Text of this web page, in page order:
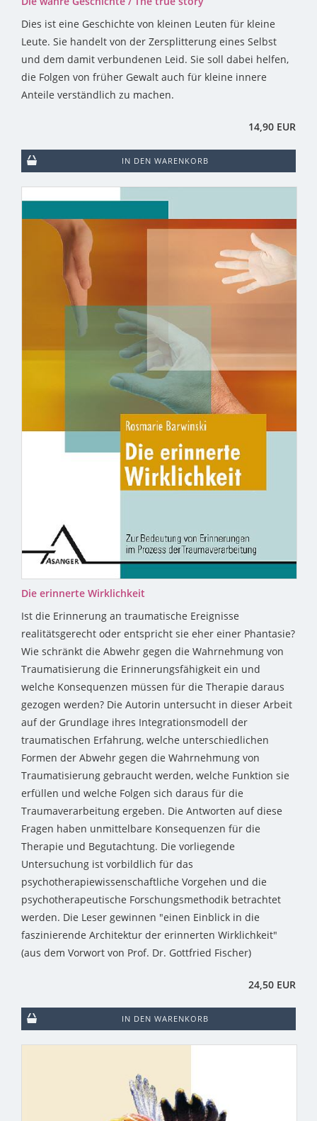
Dies ist eine Geschichte von kleinen Leuten für kleine
Leute. Sie handelt von der Zersplitterung eines Selbst
und dem damit verbundenen Leid. Sie soll dabei helfen,
die Folgen von früher Gewalt auch für kleine innere
Anteile verständlich zu machen.
14,90 EUR
IN DEN WARENKORB
Die erinnerte Wirklichkeit
Ist die Erinnerung an traumatische Ereignisse
realitätsgerecht oder entspricht sie eher einer Phantasie?
Wie schränkt die Abwehr gegen die Wahrnehmung von
Traumatisierung die Erinnerungsfähigkeit ein und
welche Konsequenzen müssen für die Therapie daraus
gezogen werden? Die Autorin untersucht in dieser Arbeit
auf der Grundlage ihres Integrationsmodell der
traumatischen Erfahrung, welche unterschiedlichen
Formen der Abwehr gegen die Wahrnehmung von
Traumatisierung gebraucht werden, welche Funktion sie
erfüllen und welche Folgen sich daraus für die
Traumaverarbeitung ergeben. Die Antworten auf diese
Fragen haben unmittelbare Konsequenzen für die
Therapie und Begutachtung. Die vorliegende
Untersuchung ist vorbildlich für das
psychotherapiewissenschaftliche Vorgehen und die
psychotherapeutische Forschungsmethodik betrachtet
werden. Die Leser gewinnen "einen Einblick in die
faszinierende Architektur der erinnerten Wirklichkeit"
(aus dem Vorwort von Prof. Dr. Gottfried Fischer)
24,50 EUR
IN DEN WARENKORB